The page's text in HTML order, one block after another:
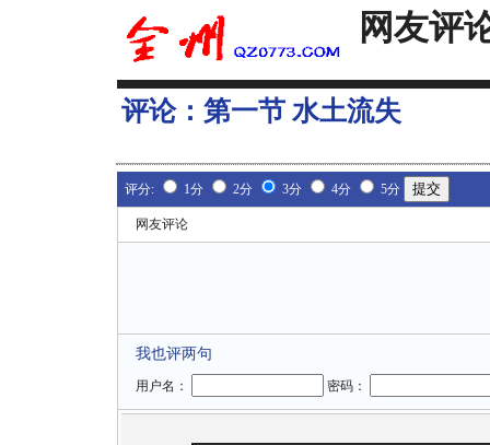
网友评
评论： 第一节 水土流失
评分: 1分 2分 3分 4分 5分
网友评论
我也评两句
用户名： 密码：